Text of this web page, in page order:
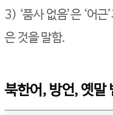
3) ‘품사 없음’은 ‘어
은 것을 말함.
북한어, 방언, 옛말